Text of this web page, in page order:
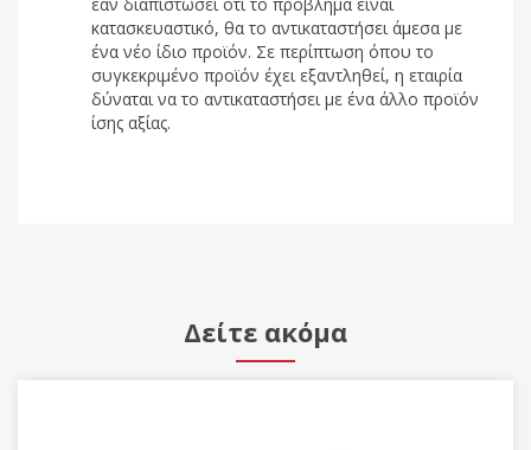
κατασκευαστικό, θα το αντικαταστήσει άμεσα με
ένα νέο ίδιο προϊόν. Σε περίπτωση όπου το
συγκεκριμένο προϊόν έχει εξαντληθεί, η εταιρία
δύναται να το αντικαταστήσει με ένα άλλο προϊόν
ίσης αξίας.
Δείτε ακόμα